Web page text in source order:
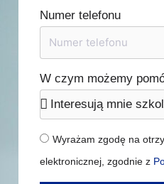
Numer telefonu
W czym możemy
Wyrażam zgodę na
elektronicznej, zgodnie z